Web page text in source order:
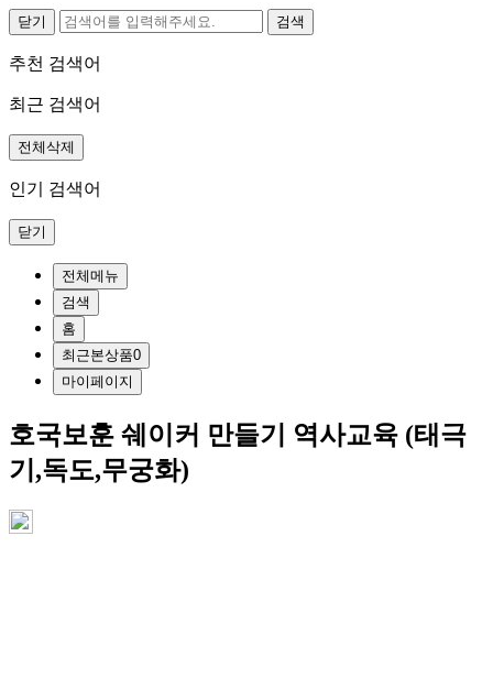
닫기
추천 검색어
최근 검색어
전체삭제
인기 검색어
닫기
전체메뉴
검색
홈
최근본상품0
마이페이지
호국보훈 쉐이커 만들기 역사교육 (태극
기,독도,무궁화)